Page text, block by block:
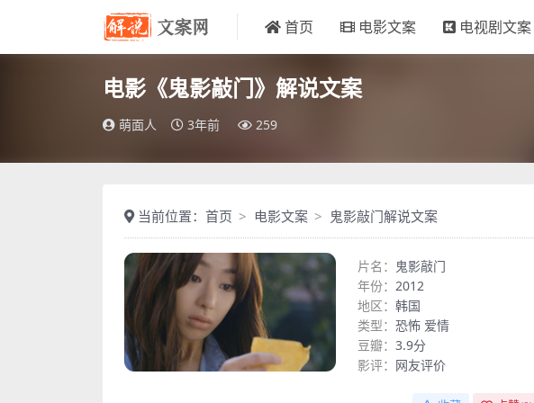
首页 电影文案 电视剧文案
电影《鬼影敲门》解说文案
萌面人 3年前 259
当前位置： 首页 电影文案 鬼影敲门解说文案
片名： 鬼影敲门
年份： 2012
地区： 韩国
类型： 恐怖 爱情
豆瓣： 3.9分
影评： 网友评价